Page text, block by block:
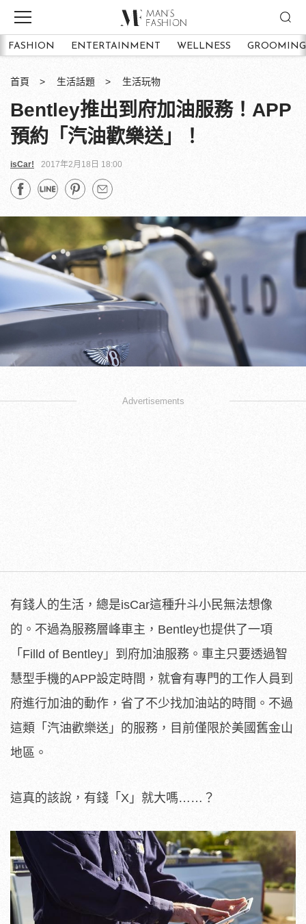
FASHION ENTERTAINMENT WELLNESS GROOMING
首頁 生活話題 生活玩物
Bentley推出到府加油服務！APP
預約「汽油歡樂送」！
isCar! 2017年2月18日 18:00
Advertisements
有錢人的生活，總是isCar這種升斗小民無法想像
的。不過為服務層峰車主，Bentley也提供了一項
「Filld of Bentley」到府加油服務。車主只要透過智
慧型手機的APP設定時間，就會有專門的工作人員到
府進行加油的動作，省了不少找加油站的時間。不過
這類「汽油歡樂送」的服務，目前僅限於美國舊金山
地區。
這真的該說，有錢「X」就大嗎……？